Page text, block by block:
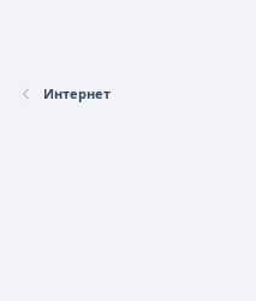
Интернет